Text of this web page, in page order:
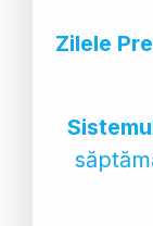
Zilele